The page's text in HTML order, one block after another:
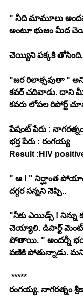
" నీది మామూలు
అంటూ భుజం మీద
చెయ్యిని పక్కకి తోసింది.
"జర రిలాక్సవుతా "
కవర్ చదివాడు. దాని
కవరు లోపల రిపోర్ట్
పేషంట్ పేరు :
భర్త పేరు : రంగయ్య
Result :HIV
" ఆ ! " నిర్ఘాంత
దగ్గర సన్నని నెప్పి..
"నీకు ఎయిడ్స్ ! నిన్ను
చెయ్యాలి. డిపార్ట్ మెంట్
పోతాయి. " అందర్నీ
వణికి పోతున్నాడు.
*****
రంగయ్య, నాగరత్నం